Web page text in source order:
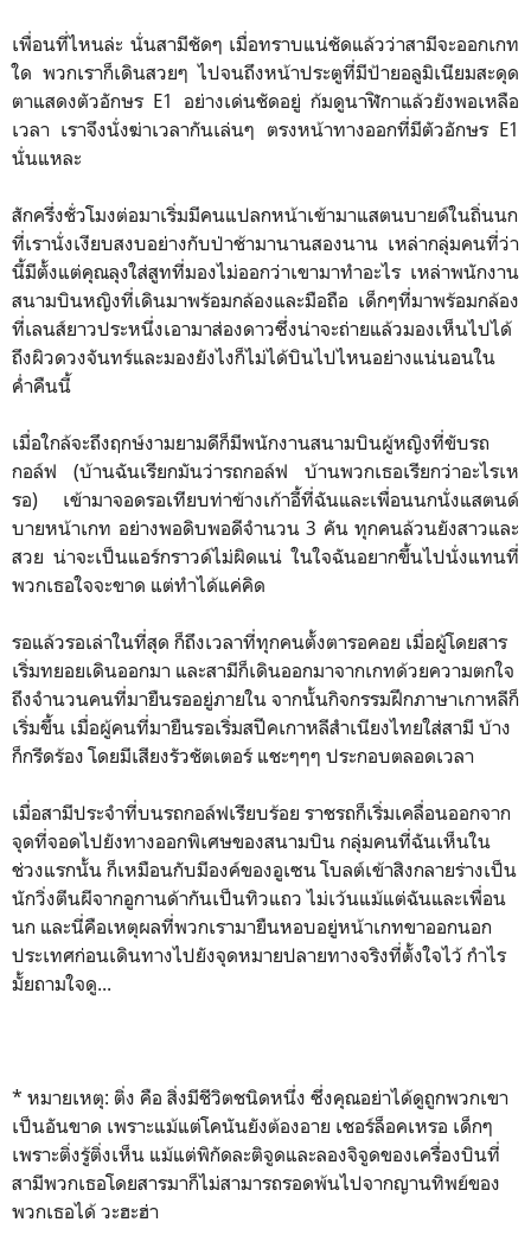
เพื่อนที่ไหนล่ะ นั่นสามีชัดๆ เมื่อทราบแน่ชัดแล้วว่าสามีจะออกเกท
ใด พวกเราก็เดินสวยๆ ไปจนถึงหน้าประตูที่มีป้ายอลูมิเนียมสะดุด
ตาแสดงตัวอักษร E1 อย่างเด่นชัดอยู่ ก้มดูนาฬิกาแล้วยังพอเหลือ
เวลา เราจึงนั่งฆ่าเวลากันเล่นๆ ตรงหน้าทางออกที่มีตัวอักษร E1
นั่นแหละ
สักครึ่งชั่วโมงต่อมาเริ่มมีคนแปลกหน้าเข้ามาแสตนบายด์ในถิ่นนก
ที่เรานั่งเงียบสงบอย่างกับป่าช้ามานานสองนาน เหล่ากลุ่มคนที่ว่า
นี้มีตั้งแต่คุณลุงใส่สูทที่มองไม่ออกว่าเขามาทำอะไร เหล่าพนักงาน
สนามบินหญิงที่เดินมาพร้อมกล้องและมือถือ เด็กๆที่มาพร้อมกล้อง
ที่เลนส์ยาวประหนึ่งเอามาส่องดาวซึ่งน่าจะถ่ายแล้วมองเห็นไปได้
ถึงผิวดวงจันทร์และมองยังไงก็ไม่ได้บินไปไหนอย่างแน่นอนใน
ค่ำคืนนี้
เมื่อใกล้จะถึงฤกษ์งามยามดีก็มีพนักงานสนามบินผู้หญิงที่ขับรถ
กอล์ฟ (บ้านฉันเรียกมันว่ารถกอล์ฟ บ้านพวกเธอเรียกว่าอะไรเห
รอ) เข้ามาจอดรอเทียบท่าข้างเก้าอี้ที่ฉันและเพื่อนนกนั่งแสตนด์
บายหน้าเกท อย่างพอดิบพอดีจำนวน 3 คัน ทุกคนล้วนยังสาวและ
สวย น่าจะเป็นแอร์กราวด์ไม่ผิดแน่ ในใจฉันอยากขึ้นไปนั่งแทนที่
พวกเธอใจจะขาด แต่ทำได้แค่คิด
รอแล้วรอเล่าในที่สุด ก็ถึงเวลาที่ทุกคนตั้งตารอคอย เมื่อผู้โดยสาร
เริ่มทยอยเดินออกมา และสามีก็เดินออกมาจากเกทด้วยความตกใจ
ถึงจำนวนคนที่มายืนรออยู่ภายใน จากนั้นกิจกรรมฝึกภาษาเกาหลีก็
เริ่มขึ้น เมื่อผู้คนที่มายืนรอเริ่มสปีคเกาหลีสำเนียงไทยใส่สามี บ้าง
ก็กรีดร้อง โดยมีเสียงรัวชัตเตอร์ แชะๆๆๆ ประกอบตลอดเวลา
เมื่อสามีประจำที่บนรถกอล์ฟเรียบร้อย ราชรถก็เริ่มเคลื่อนออกจาก
จุดที่จอดไปยังทางออกพิเศษของสนามบิน กลุ่มคนที่ฉันเห็นใน
ช่วงแรกนั้น ก็เหมือนกับมีองค์ของอูเซน โบลต์เข้าสิงกลายร่างเป็น
นักวิ่งตีนผีจากอูกานด้ากันเป็นทิวแถว ไม่เว้นแม้แต่ฉันและเพื่อน
นก และนี่คือเหตุผลที่พวกเรามายืนหอบอยู่หน้าเกทขาออกนอก
ประเทศก่อนเดินทางไปยังจุดหมายปลายทางจริงที่ตั้งใจไว้ กำไร
มั้ยถามใจดู...
* หมายเหตุ: ติ่ง คือ สิ่งมีชีวิตชนิดหนึ่ง ซึ่งคุณอย่าได้ดูถูกพวกเขา
เป็นอันขาด เพราะแม้แต่โคนันยังต้องอาย เชอร์ล็อคเหรอ เด็กๆ
เพราะติ่งรู้ติ่งเห็น แม้แต่พิกัดละติจูดและลองจิจูดของเครื่องบินที่
สามีพวกเธอโดยสารมาก็ไม่สามารถรอดพ้นไปจากญานทิพย์ของ
พวกเธอได้ วะฮะฮ่า